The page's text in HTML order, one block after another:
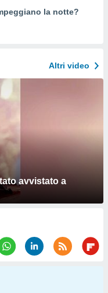
la notte?
Altri video
avvistato a